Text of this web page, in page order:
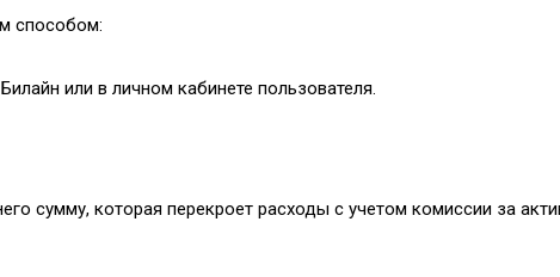
способом:
или в личном кабинете пользователя.
сумму, которая перекроет расходы с учетом комиссии за